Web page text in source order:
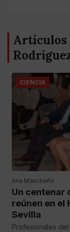
Artículos
CIENCIA
Ana Mancheño
Un centenar
reúnen en el
Sevilla
Profesionales